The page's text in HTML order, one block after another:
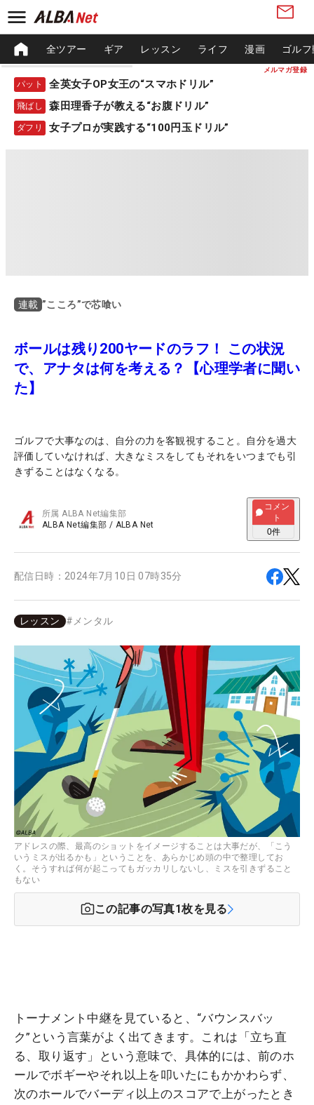
メルマガ登録
全ツアー ギア レッスン ライフ 漫画 ゴル
パット 全英女子OP女王の“スマホドリル”
飛ばし 森田理香子が教える“お腹ドリル”
ダフリ 女子プロが実践する“100円玉ドリル”
連載 ”こころ”で芯喰い
ボールは残り200ヤードのラフ！ この状況
で、アナタは何を考える？【心理学者に聞い
た】
ゴルフで大事なのは、自分の力を客観視すること。自分を過大
評価していなければ、大きなミスをしてもそれをいつまでも引
きずることはなくなる。
所属ALBA Net編集部
ALBA Net編集部 / ALBA Net
コメン
ト
0件
配信日時： 2024年7月10日 07時35分
レッスン #メンタル
アドレスの際、最高のショットをイメージすることは大事だが、「こう
いうミスが出るかも」ということを、あらかじめ頭の中で整理してお
く。そうすれば何が起こってもガッカリしないし、ミスを引きずること
もない
この記事の写真1枚を見る
トーナメント中継を見ていると、“バウンスバッ
ク”という言葉がよく出てきます。これは「立ち直
る、取り返す」という意味で、具体的には、前のホ
ールでボギーやそれ以上を叩いたにもかかわらず、
次のホールでバーディ以上のスコアで上がったとき